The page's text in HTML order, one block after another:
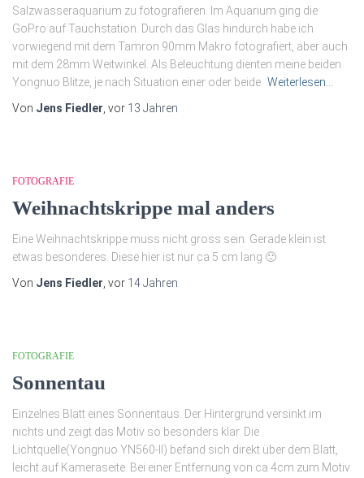
Salzwasseraquarium zu fotografieren. Im Aquarium ging die
GoPro auf Tauchstation. Durch das Glas hindurch habe ich
vorwiegend mit dem Tamron 90mm Makro fotografiert, aber auch
mit dem 28mm Weitwinkel. Als Beleuchtung dienten meine beiden
Yongnuo Blitze, je nach Situation einer oder beide. Weiterlesen…
Von Jens Fiedler , vor 13 Jahren
FOTOGRAFIE
Weihnachtskrippe mal anders
Eine Weihnachtskrippe muss nicht gross sein. Gerade klein ist
etwas besonderes. Diese hier ist nur ca 5 cm lang 🙂
Von Jens Fiedler , vor 14 Jahren
FOTOGRAFIE
Sonnentau
Einzelnes Blatt eines Sonnentaus. Der Hintergrund versinkt im
nichts und zeigt das Motiv so besonders klar. Die
Lichtquelle(Yongnuo YN560-II) befand sich direkt über dem Blatt,
leicht auf Kameraseite. Bei einer Entfernung von ca 4cm zum Motiv